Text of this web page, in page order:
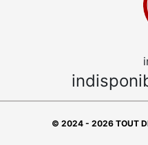
© 2024 - 2026 TOUT